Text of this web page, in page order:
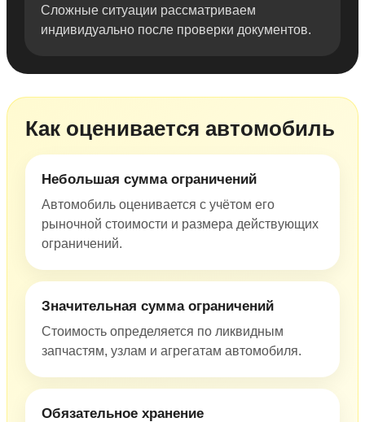
Сложные ситуации рассматриваем
индивидуально после проверки документов.
Как оценивается автомобиль
Небольшая сумма ограничений
Автомобиль оценивается с учётом его
рыночной стоимости и размера действующих
ограничений.
Значительная сумма ограничений
Стоимость определяется по ликвидным
запчастям, узлам и агрегатам автомобиля.
Обязательное хранение